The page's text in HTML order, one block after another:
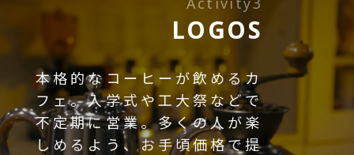
LOGOS
本格的なコーヒーが飲めるカ
フェ。入学式や工大祭などで
不定期に営業。多くの人が楽
しめるよう、お手頃価格で提